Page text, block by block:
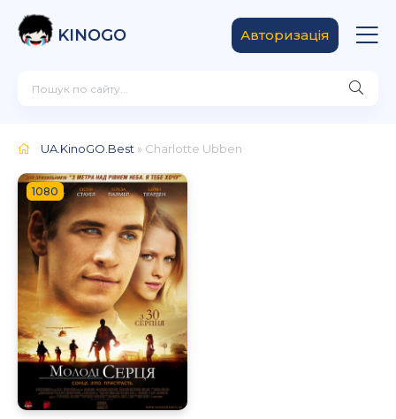
KINOGO Авторизація
UA.KinoGO.Best » Charlotte Ubben
1080